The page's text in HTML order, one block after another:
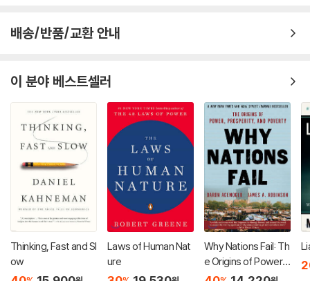
배송/반품/교환 안내
이 분야 베스트셀러
Thinking, Fast and Sl
ow
Laws of Human Nat
ure
Why Nations Fail: Th
e Origins of Power,
Prosperity, and Pov